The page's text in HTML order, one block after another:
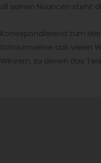
all seinen Nuancen steht
Korrespondierend zum
Schaumweine aus vielen
Winzern, zu denen das